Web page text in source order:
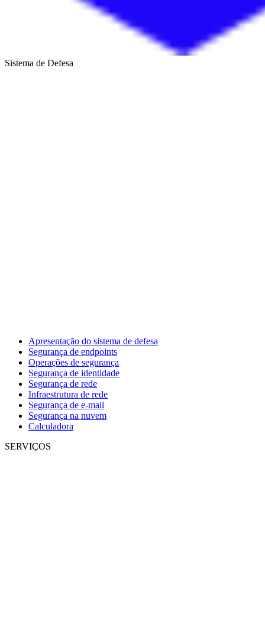
Sistema de Defesa
Apresentação do sistema de defesa
Segurança de endpoints
Operações de segurança
Segurança de identidade
Segurança de rede
Infraestrutura de rede
Segurança de e-mail
Segurança na nuvem
Calculadora
SERVIÇOS